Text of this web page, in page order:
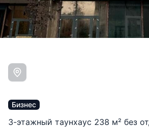
Бизнес
3-этажный таунхаус 238 м² без